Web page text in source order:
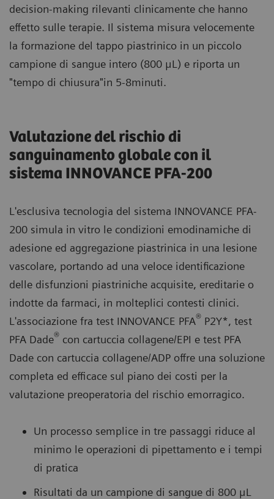
decision-making rilevanti clinicamente che hanno
effetto sulle terapie. Il sistema misura velocemente
la formazione del tappo piastrinico in un piccolo
campione di sangue intero (800 μL) e riporta un
"tempo di chiusura"in 5-8minuti.
Valutazione del rischio di
sanguinamento globale con il
sistema INNOVANCE PFA-200
L'esclusiva tecnologia del sistema INNOVANCE PFA-
200 simula in vitro le condizioni emodinamiche di
adesione ed aggregazione piastrinica in una lesione
vascolare, portando ad una veloce identificazione
delle disfunzioni piastriniche acquisite, ereditarie o
indotte da farmaci, in molteplici contesti clinici.
L'associazione fra test INNOVANCE PFA® P2Y*, test
PFA Dade® con cartuccia collagene/EPI e test PFA
Dade con cartuccia collagene/ADP offre una soluzione
completa ed efficace sul piano dei costi per la
valutazione preoperatoria del rischio emorragico.
Un processo semplice in tre passaggi riduce al
minimo le operazioni di pipettamento e i tempi
di pratica
Risultati da un campione di sangue di 800 μL